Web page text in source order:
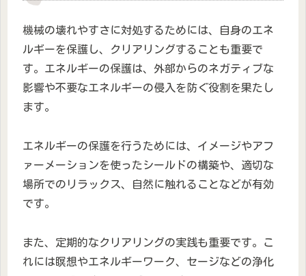
機械の壊れやすさに対処するためには、自身のエネ
ルギーを保護し、クリアリングすることも重要で
す。エネルギーの保護は、外部からのネガティブな
影響や不要なエネルギーの侵入を防ぐ役割を果たし
ます。
エネルギーの保護を行うためには、イメージやアフ
ァーメーションを使ったシールドの構築や、適切な
場所でのリラックス、自然に触れることなどが有効
です。
また、定期的なクリアリングの実践も重要です。こ
れには瞑想やエネルギーワーク、セージなどの浄化